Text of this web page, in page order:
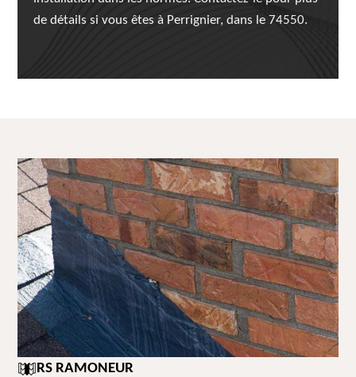
de détails si vous êtes à Perrignier, dans le 74550.
RS RAMONEUR